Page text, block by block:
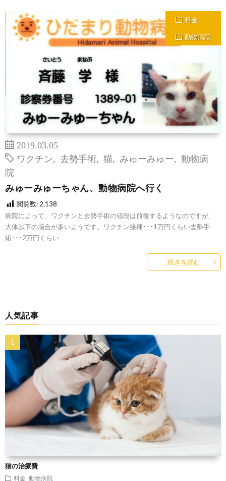
料金
動物病院
2019.03.05
ワクチン
去勢手術 猫 みゅーみゅー
動物病
院
みゅーみゅーちゃん、動物病院へ行く
閲覧数: 2,138
病院によって、ワクチンと去勢手術の値段は前後するようなのですが、
大体以下の場合が多いようです。ワクチン接種･･･1万円くらい去勢手
術･･･2万円くらい
続きを読む
人気記事
猫の治療費
料金 動物病院